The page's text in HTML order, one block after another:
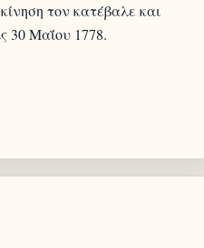
τον κατέβαλε και
30 Μαΐου 1778.